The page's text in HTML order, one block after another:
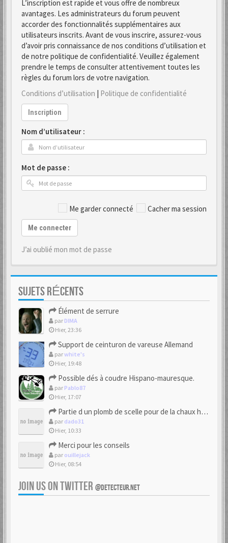
L’inscription est rapide et vous offre de nombreux
avantages. Les administrateurs du forum peuvent
accorder des fonctionnalités supplémentaires aux
utilisateurs inscrits. Avant de vous inscrire, assurez-vous
d’avoir pris connaissance de nos conditions d’utilisation et
de notre politique de confidentialité. Veuillez également
prendre le temps de consulter attentivement toutes les
règles du forum lors de votre navigation.
Conditions d’utilisation | Politique de confidentialité
Inscription
Nom d’utilisateur :
Mot de passe :
Me garder connecté Cacher ma session
Me connecter
J’ai oublié mon mot de passe
SUJETS RÉCENTS
Élément de serrure
par DIMA
Hier, 23:36
Support de ceinturon de vareuse Allemand
parwhite's
Hier, 19:48
Possible dés à coudre Hispano-mauresque.
par Pablo87
Hier, 17:07
Partie d un plomb de scelle pour de la chaux hydraulique
par dado31
Hier, 10:33
Merci pour les conseils
par ouillejack
Hier, 08:54
JOIN US ON TWITTER @DETECTEUR.NET